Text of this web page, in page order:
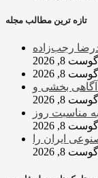
تازه ترین مطالب مجله
رجب‌زاده
آگوست 8, 2026
آگوست 8, 2026
آگاهی بخشی و
آگوست 8, 2026
مناسبت روز
آگوست 8, 2026
ایران را
آگوست 8, 2026